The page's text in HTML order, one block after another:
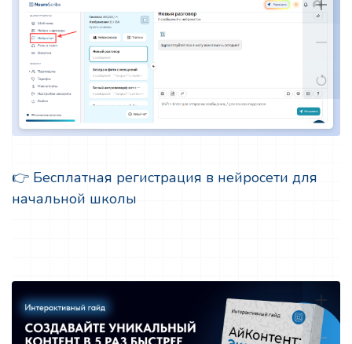
👉 Бесплатная регистрация в нейросети для
начальной школы